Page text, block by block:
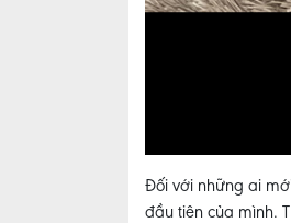
Đối với những ai
đầu tiên của mình.